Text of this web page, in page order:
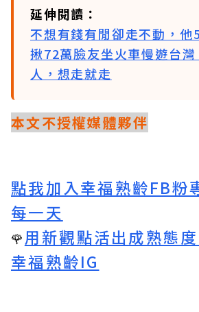
延伸閱讀：
不想有錢有閒卻走不動，他
揪72萬臉友坐火車慢遊台灣
人，想走就走
本文不授權媒體夥伴
點我加入幸福熟齡FB粉
每一天
🌹用新觀點活出成熟態
幸福熟齡IG